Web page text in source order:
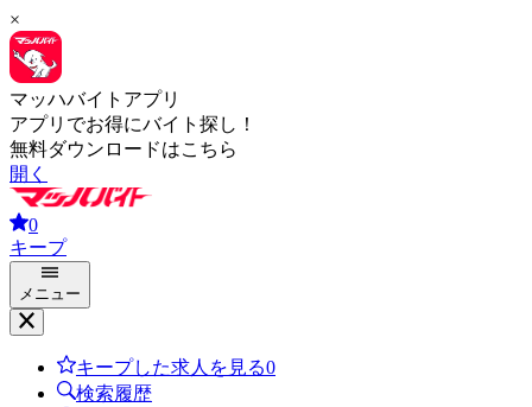
×
マッハバイトアプリ
アプリでお得にバイト探し！
無料ダウンロードはこちら
開く
0
キープ
メニュー
キープした求人を見る0
検索履歴